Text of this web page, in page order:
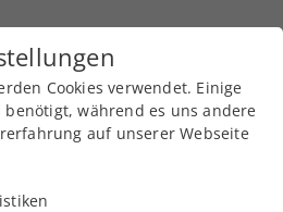
Cookies verwendet. Einige
während es uns andere
auf unserer Webseite